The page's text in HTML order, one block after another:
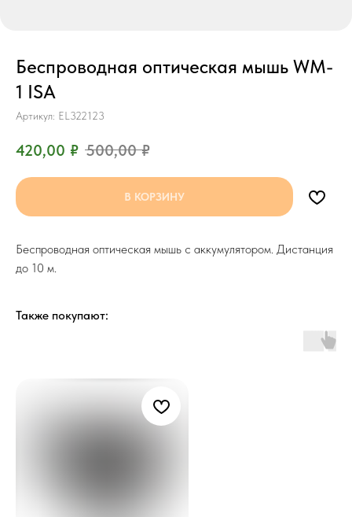
Беспроводная оптическая мышь WM-
1 ISA
Артикул: EL322123
420,00 ₽ 500,00 ₽
В КОРЗИНУ
Беспроводная оптическая мышь с аккумулятором. Дистанция
до 10 м.
Также покупают: